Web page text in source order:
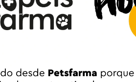
confort
la cinta de nylon
de tu perro: Mini, Pequeño,